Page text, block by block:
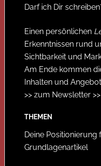
Darf ich Dir
Einen persönlichen
Erkenntnissen rund
Sichtbarkeit und
Am Ende kommen
Inhalten und
>> zum Newsletter >>
THEMEN
Deine Positionierung
Grundlagenartikel